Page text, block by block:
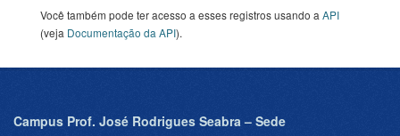
Você também pode ter acesso a esses registros usando a API
(veja Documentação da API).
Campus Prof. José Rodrigues Seabra – Sede